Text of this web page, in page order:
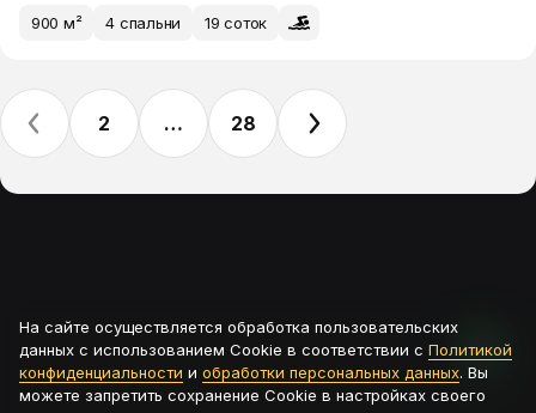
900 м² 4 спальни 19 соток
2 … 28
На сайте осуществляется обработка пользовательских
данных с использованием Cookie в соответствии с Политикой
конфиденциальности и обработки персональных данных. Вы
можете запретить сохранение Cookie в настройках своего